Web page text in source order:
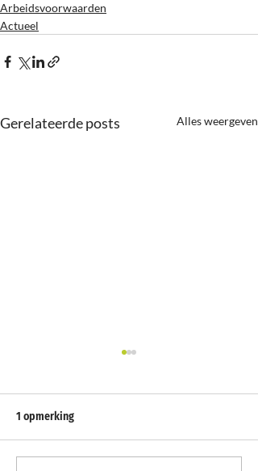
Arbeidsvoorwaarden
Actueel
Gerelateerde posts Alles weergeven
1 opmerking